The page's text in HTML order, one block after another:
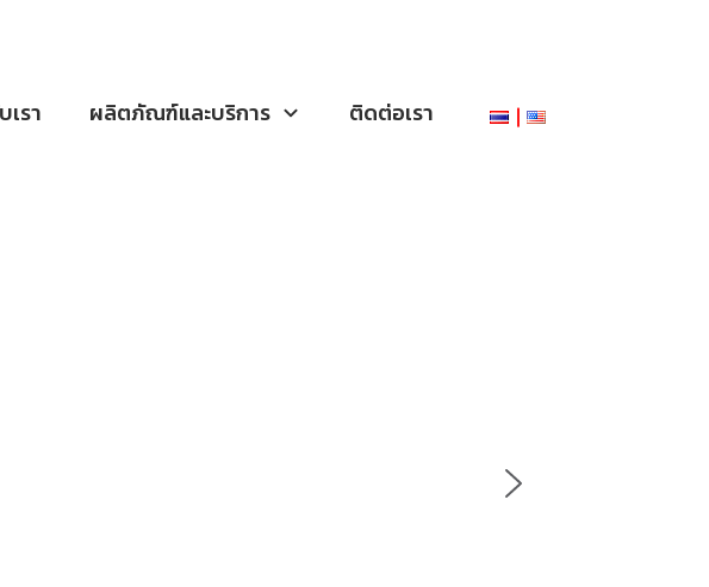
เรา ผลิตภัณฑ์และบริการ ติดต่อเรา